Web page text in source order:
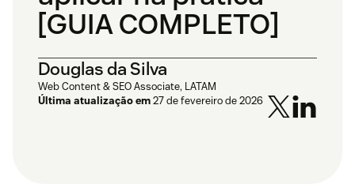
[GUIA COMPLETO]
Douglas da Silva
Web Content & SEO Associate, LATAM
Última atualização em27 de fevereiro de 2026